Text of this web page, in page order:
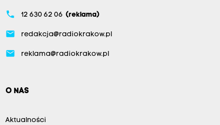
phone 12 630 62 06 (reklama)
email redakcja@radiokrakow.pl
email reklama@radiokrakow.pl
O NAS
Aktualności